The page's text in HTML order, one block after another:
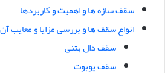
ا
ی
م
سقف سازه ها و اهمیت و کاربردها
انواع سقف ها و بررسی مزایا و معایب
سقف دال بتنی
سقف یوبوت